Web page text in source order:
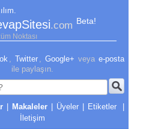
.com Beta!
Noktası
Twitter Google+ veya e-posta
ile paylaşın.
| Makaleler | Üyeler | Etiketler
|
İletişim